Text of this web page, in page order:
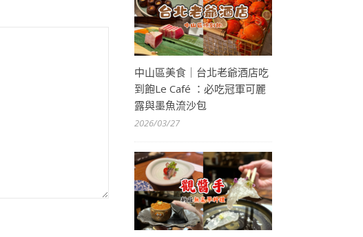
中山區美食｜台北老爺酒店吃
到飽Le Café ：必吃冠軍可麗
露與墨魚流沙包
2026/03/27